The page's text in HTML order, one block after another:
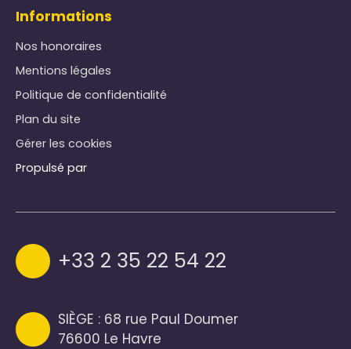
Informations
Nos honoraires
Mentions légales
Politique de confidentialité
Plan du site
Gérer les cookies
Propulsé par
+33 2 35 22 54 22
SIÈGE : 68 rue Paul Doumer
76600 Le Havre